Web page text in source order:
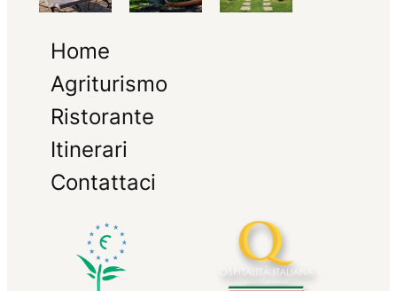
Home
Agriturismo
Ristorante
Itinerari
Contattaci